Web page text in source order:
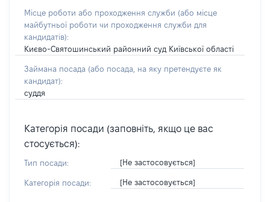
Місце роботи або проходження служби (або місце
майбутньої роботи чи проходження служби для
кандидатів):
Києво-Святошинський районний суд Київської області
Займана посада (або посада, на яку претендуєте як
кандидат):
суддя
Категорія посади (заповніть, якщо це вас
стосується):
Тип посади: [Не застосовується]
Категорія посади: [Не застосовується]